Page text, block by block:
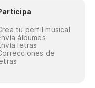
tu perfil musical
álbumes
letras
de